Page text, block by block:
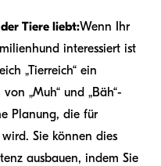
Tiere liebt:Wenn Ihr
interessiert ist
„Tierreich“ ein
„Muh“ und „Bäh“-
Planung, die für
Sie können dies
ausbauen, indem Sie